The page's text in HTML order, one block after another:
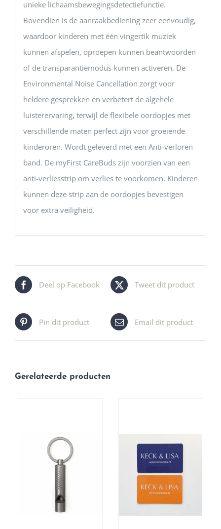
unieke lichaamsbewegingsdetectiefunctie.
Bovendien is de aanraakbediening zeer eenvoudig,
waardoor kinderen met één vingertik muziek
kunnen afspelen, oproepen kunnen beantwoorden
of de transparantiemodus kunnen activeren. De
Environmental Noise Cancellation zorgt voor
heldere gesprekken en verbetert de algehele
luisterervaring, terwijl de flexibele oordopjes met
verschillende maten perfect zijn voor groeiende
kinderoren. Wordt geleverd met een Anti-verloren
band. De myFirst CareBuds zijn voorzien van een
anti-verliesstrip om verlies te voorkomen. Kinderen
kunnen deze strip aan de oordopjes bevestigen
voor extra veiligheid.
Deel op Facebook Tweet dit product
Pin dit product Email dit product
Gerelateerde producten